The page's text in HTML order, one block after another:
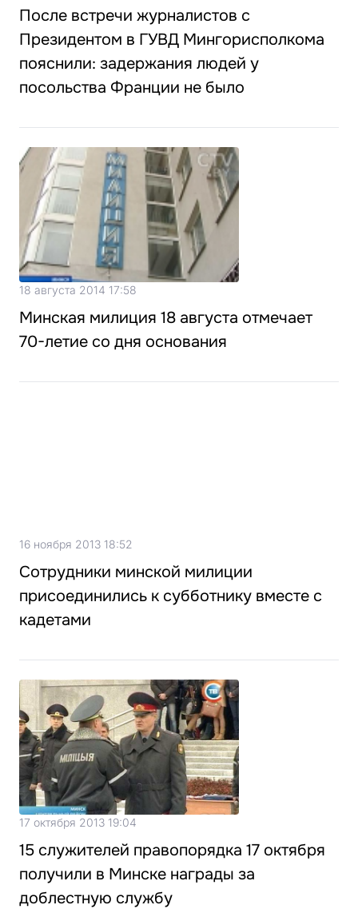
После встречи журналистов с
Президентом в ГУВД Мингорисполкома
пояснили: задержания людей у
посольства Франции не было
18 августа 2014 17:58
Минская милиция 18 августа отмечает
70-летие со дня основания
16 ноября 2013 18:52
Сотрудники минской милиции
присоединились к субботнику вместе с
кадетами
17 октября 2013 19:04
15 служителей правопорядка 17 октября
получили в Минске награды за
доблестную службу